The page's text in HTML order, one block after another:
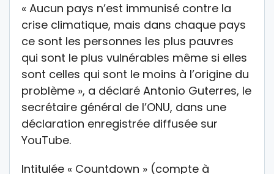
« Aucun pays n’est immunisé contre la
crise climatique, mais dans chaque pays
ce sont les personnes les plus pauvres
qui sont le plus vulnérables même si elles
sont celles qui sont le moins à l’origine du
problème », a déclaré Antonio Guterres, le
secrétaire général de l’ONU, dans une
déclaration enregistrée diffusée sur
YouTube.
Intitulée « Countdown » (compte à